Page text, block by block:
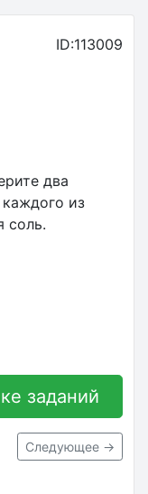
ID:113009
два
из
соль.
заданий
Следующее →